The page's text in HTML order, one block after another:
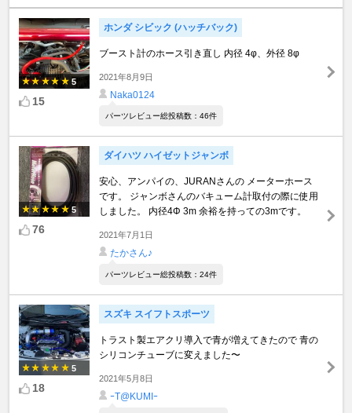
5
15
ホンダ シビック (ハッチバック)
ブースト計のホース引き直し 内径 4φ、外径 8φ
2021年8月9日
Naka0124
パーツレビュー総投稿数：46件
5
76
ダイハツ ハイゼットジャンボ
安心、アンパイの、JURANさんの メーターホース
です。 ジャンボさんのバキューム計取付の際に使用
しました。 内径4Φ 3m 余裕を持っての3mです。
2021年7月1日
たかさん♪
パーツレビュー総投稿数：24件
5
18
スズキ スイフトスポーツ
トラスト製エアクリ導入で青が増えてきたので 青の
シリコンチューブに変えました〜
2021年5月8日
ｰT@KUMIｰ